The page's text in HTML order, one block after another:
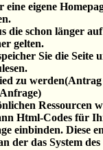
eine eigene
die schon länger
gelten.
Sie die Seite
zu
Ressourcen
Html-Codes für
einbinden. Diese
der das System